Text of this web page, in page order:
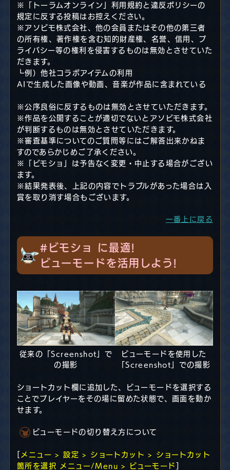
※「トーラムオンライン」利用規約と違反ポリシーの
規定に反する投稿はお控えください。
※アソビモ株式会社、他の会員またはその他の第三者
の所有権、著作権を含む知的財産権、名誉、信用、プ
ライバシー等の権利を侵害するものは無効とさせていた
だきます。
┗例）他社コラボアイテムの利用
AIで生成した画像や動画、音楽が作品に含まれている
※公序良俗に反するものは無効とさせていただきます。
※作品を公開することが適切でないとアソビモ株式会社
が判断するものは無効とさせていただきます。
※審査基準についてのご質問等にはご解答出来かねま
すのであらかじめご了承ください。
※「ビモショ」は予告なく変更・中止する場合がござい
ます。
※結果発表後、上記の内容でトラブルがあった場合は入
賞を取り消す場合もございます。
一番上に戻る
#ビモショ に最適!
ビューモードを活用しよう!
従来の「Screenshot」で
の撮影
ビューモードを使用した
「Screenshot」での撮影
ショートカット欄に追加した、ビューモードを選択する
ことでプレイヤーをその場に留めた状態で、画面を動か
せます。
ビューモードの切り替え方について
メニュー > 設定 > ショートカット > ショートカット
箇所を選択 メニュー/Menu > ビューモード